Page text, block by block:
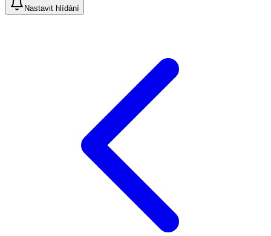
Nastavit hlídání